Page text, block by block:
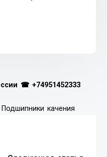
☎+74951452333
Подшипники качения